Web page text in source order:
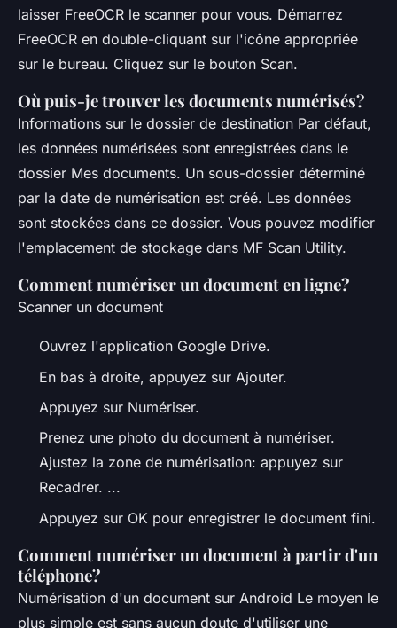
laisser FreeOCR le scanner pour vous. Démarrez
FreeOCR en double-cliquant sur l'icône appropriée
sur le bureau. Cliquez sur le bouton Scan.
Où puis-je trouver les documents numérisés?
Informations sur le dossier de destination Par défaut,
les données numérisées sont enregistrées dans le
dossier Mes documents. Un sous-dossier déterminé
par la date de numérisation est créé. Les données
sont stockées dans ce dossier. Vous pouvez modifier
l'emplacement de stockage dans MF Scan Utility.
Comment numériser un document en ligne?
Scanner un document
Ouvrez l'application Google Drive.
En bas à droite, appuyez sur Ajouter.
Appuyez sur Numériser.
Prenez une photo du document à numériser.
Ajustez la zone de numérisation: appuyez sur
Recadrer. ...
Appuyez sur OK pour enregistrer le document fini.
Comment numériser un document à partir d'un
téléphone?
Numérisation d'un document sur Android Le moyen le
plus simple est sans aucun doute d'utiliser une